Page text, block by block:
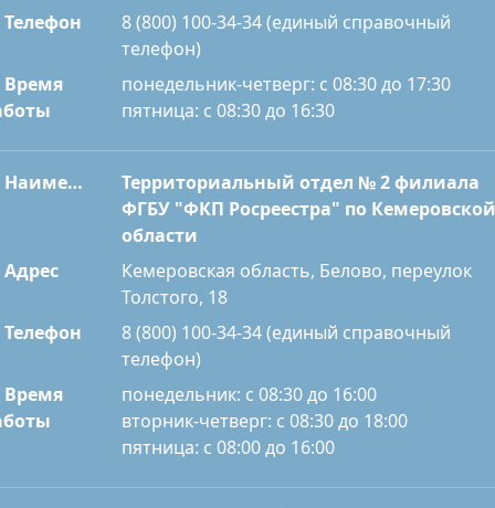
Телефон
8 (800) 100-34-34 (единый справочный
телефон)
Время
понедельник-четверг: с 08:30 до 17:30
пятница: с 08:30 до 16:30
Наименование
Территориальный отдел № 2 филиала
ФГБУ "ФКП Росреестра" по Кемеровской
области
Адрес
Кемеровская область, Белово, переулок
Толстого, 18
Телефон
8 (800) 100-34-34 (единый справочный
телефон)
Время
понедельник: с 08:30 до 16:00
вторник-четверг: с 08:30 до 18:00
пятница: с 08:00 до 16:00